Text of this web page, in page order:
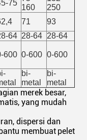
75
160
250
71
93
64 28-64 28-64
600 0-600 0-600
bi-
metal
bi-
metal
merek besar,
yang mudah
dispersi dan
membuat pelet